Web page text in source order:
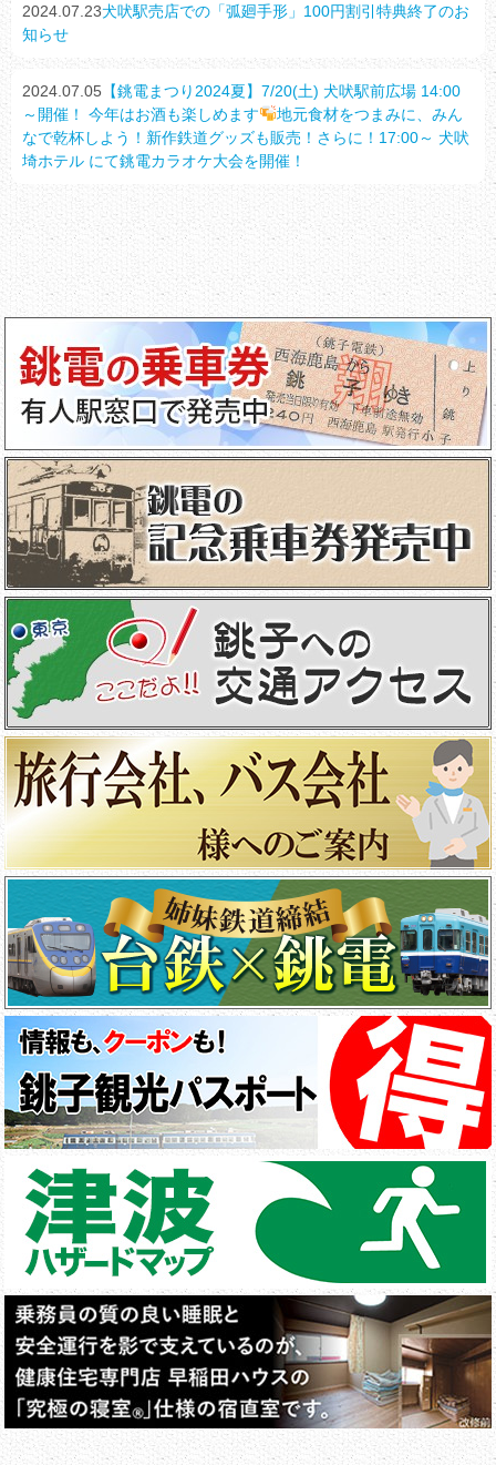
2024.07.23犬吠駅売店での「弧廻手形」100円割引特典終了のお
知らせ
2024.07.05 【銚電まつり2024夏】7/20(土) 犬吠駅前広場 14:00
～開催！ 今年はお酒も楽しめます
地元食材をつまみに、みん
なで乾杯しよう！新作鉄道グッズも販売！さらに！17:00～ 犬吠
埼ホテル にて銚電カラオケ大会を開催！